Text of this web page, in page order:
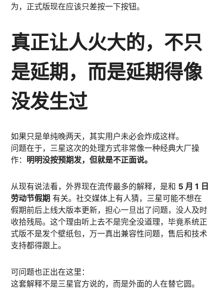
为，正式版现在应该只差按一下按钮。
真正让人火大的，不只
是延期，而是延期得像
没发生过
如果只是单纯晚两天，其实用户未必会炸成这样。
问题在于，三星这次的处理方式非常像一种经典大厂操
作： 明明没按预期发，但就是不正面说。
从现有说法看，外界现在流传最多的解释，是和 5 月 1 日
劳动节假期 有关。社交媒体上有人猜，三星可能不想在
假期前后上线大版本更新，担心一旦出了问题，没人及时
收拾残局。这个理由听上去不是完全没道理，毕竟系统正
式版不是发个壁纸包，万一真出兼容性问题，售后和技术
支持都得跟上。
可问题也正出在这里：
这套解释不是三星官方说的，而是外面的人在替它圆。